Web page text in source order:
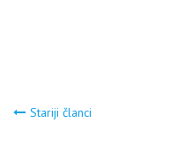
Navigacija
Stariji članci